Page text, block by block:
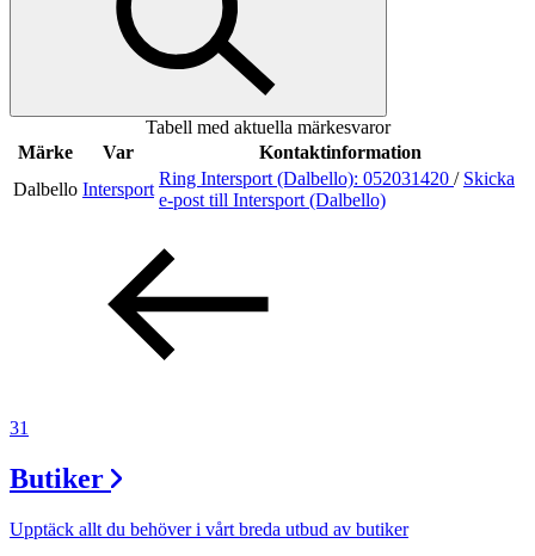
Erbjudanden
Inspiration
Magasin
Presentkort
Tabell med aktuella märkesvaror
Märke
Var
Kontaktinformation
Dalbello Intersport
Ring Intersport (Dalbello): 052031420 / Skicka
e-post till Intersport (Dalbello)
31
Butiker
Upptäck allt du behöver i vårt breda utbud av butiker